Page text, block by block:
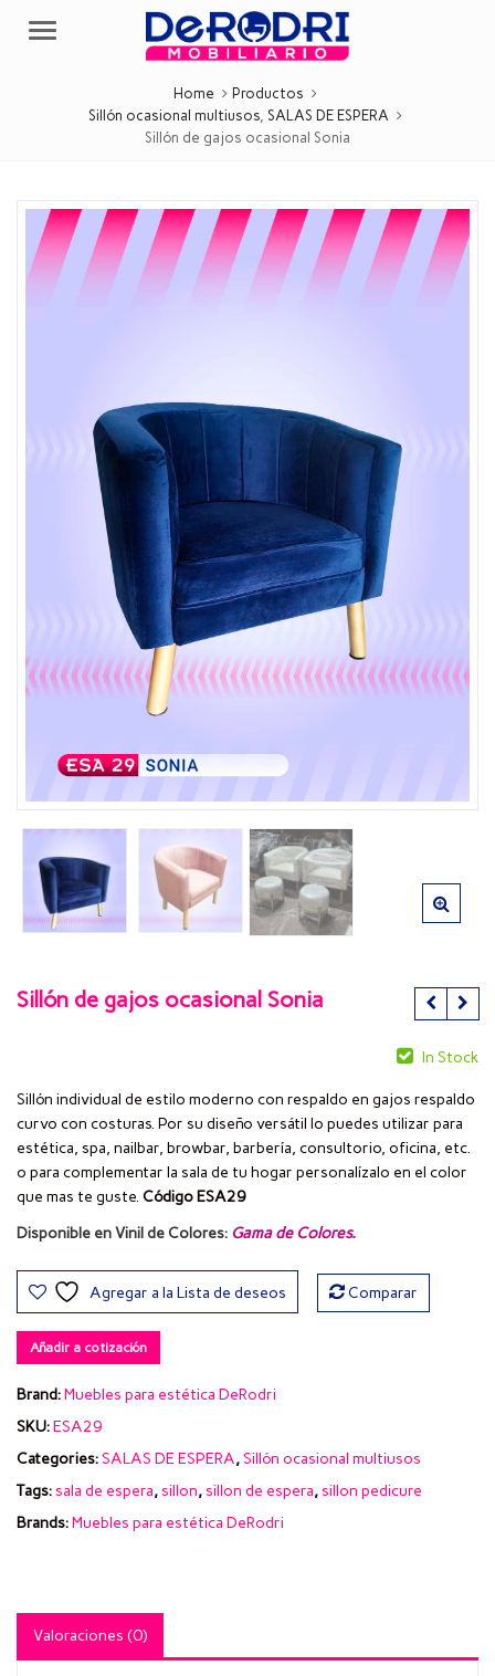
Menu
Home
Productos
Sillón ocasional multiusos, SALAS DE ESPERA
Sillón de gajos ocasional Sonia
Sillón de gajos ocasional Sonia
In Stock
Sillón individual de estilo moderno con respaldo en gajos respaldo
curvo con costuras. Por su diseño versátil lo puedes utilizar para
estética, spa, nailbar, browbar, barbería, consultorio, oficina, etc.
o para complementar la sala de tu hogar personalízalo en el color
que mas te guste. Código ESA29
Disponible en Vinil de Colores: Gama de Colores.
Agregar a la Lista de deseos Comparar
Añadir a cotización
Brand:Muebles para estética DeRodri
SKU:ESA29
Categories:SALAS DE ESPERA,Sillón ocasional multiusos
Tags:sala de espera,sillon,sillon de espera,sillon pedicure
Brands:Muebles para estética DeRodri
Valoraciones (0)